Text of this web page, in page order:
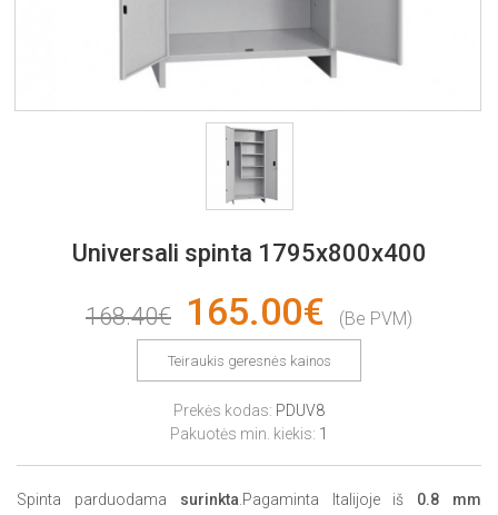
Universali spinta 1795x800x400
168.40€ 165.00€ (Be PVM)
Teiraukis geresnės kainos
Prekės kodas: PDUV8
Pakuotės min. kiekis: 1
Spinta parduodama surinkta Pagaminta Italijoje iš 0.8 mm